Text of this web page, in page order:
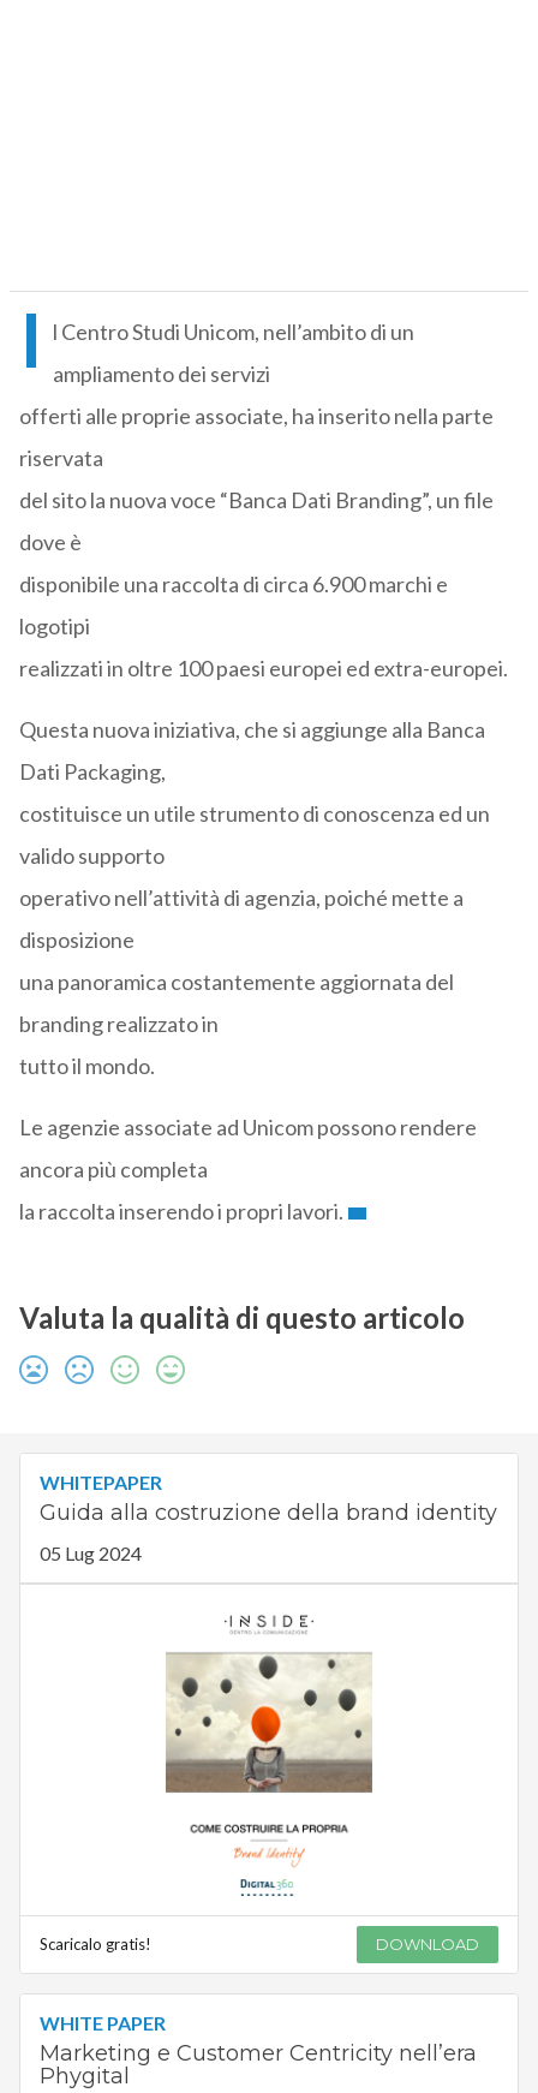
I
l Centro Studi Unicom, nell’ambito di un
ampliamento dei servizi
offerti alle proprie associate, ha inserito nella parte
riservata
del sito la nuova voce “Banca Dati Branding”, un file
dove è
disponibile una raccolta di circa 6.900 marchi e
logotipi
realizzati in oltre 100 paesi europei ed extra-europei.
Questa nuova iniziativa, che si aggiunge alla Banca
Dati Packaging,
costituisce un utile strumento di conoscenza ed un
valido supporto
operativo nell’attività di agenzia, poiché mette a
disposizione
una panoramica costantemente aggiornata del
branding realizzato in
tutto il mondo.
Le agenzie associate ad Unicom possono rendere
ancora più completa
la raccolta inserendo i propri lavori.
Valuta la qualità di questo articolo
WHITEPAPER
Guida alla costruzione della brand identity
05 Lug 2024
Scaricalo gratis! DOWNLOAD
WHITE PAPER
Marketing e Customer Centricity nell’era
Phygital